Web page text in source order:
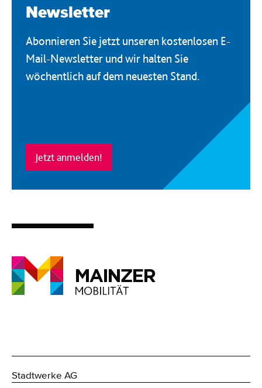
Newsletter
Abonnieren Sie jetzt unseren kostenlosen E-
Mail-Newsletter und wir halten Sie
wöchentlich auf dem neuesten Stand.
Jetzt anmelden!
Stadtwerke AG